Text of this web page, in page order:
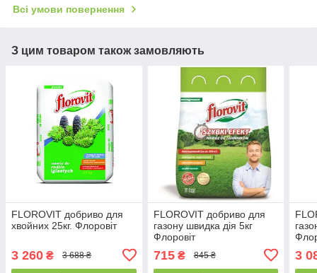
Всі умови повернення
З цим товаром також замовляють
FLOROVIT добриво для
хвойних 25кг. Флоровіт
3 260 ₴ 3 688 ₴
FLOROVIT добриво для
газону швидка дія 5кг
Флоровіт
715₴ 845 ₴ 3